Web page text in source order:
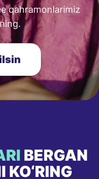
qahramonlarimiz
BERGAN